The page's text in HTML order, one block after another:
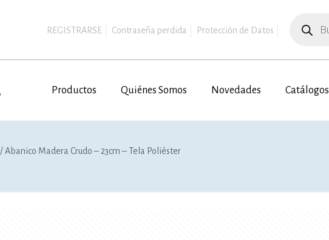
REGISTRARSE Contraseña perdida Protección de Datos
productos
Productos Quiénes Somos Novedades Catálogos
/ Abanico Madera Crudo – 23cm – Tela Poliéster